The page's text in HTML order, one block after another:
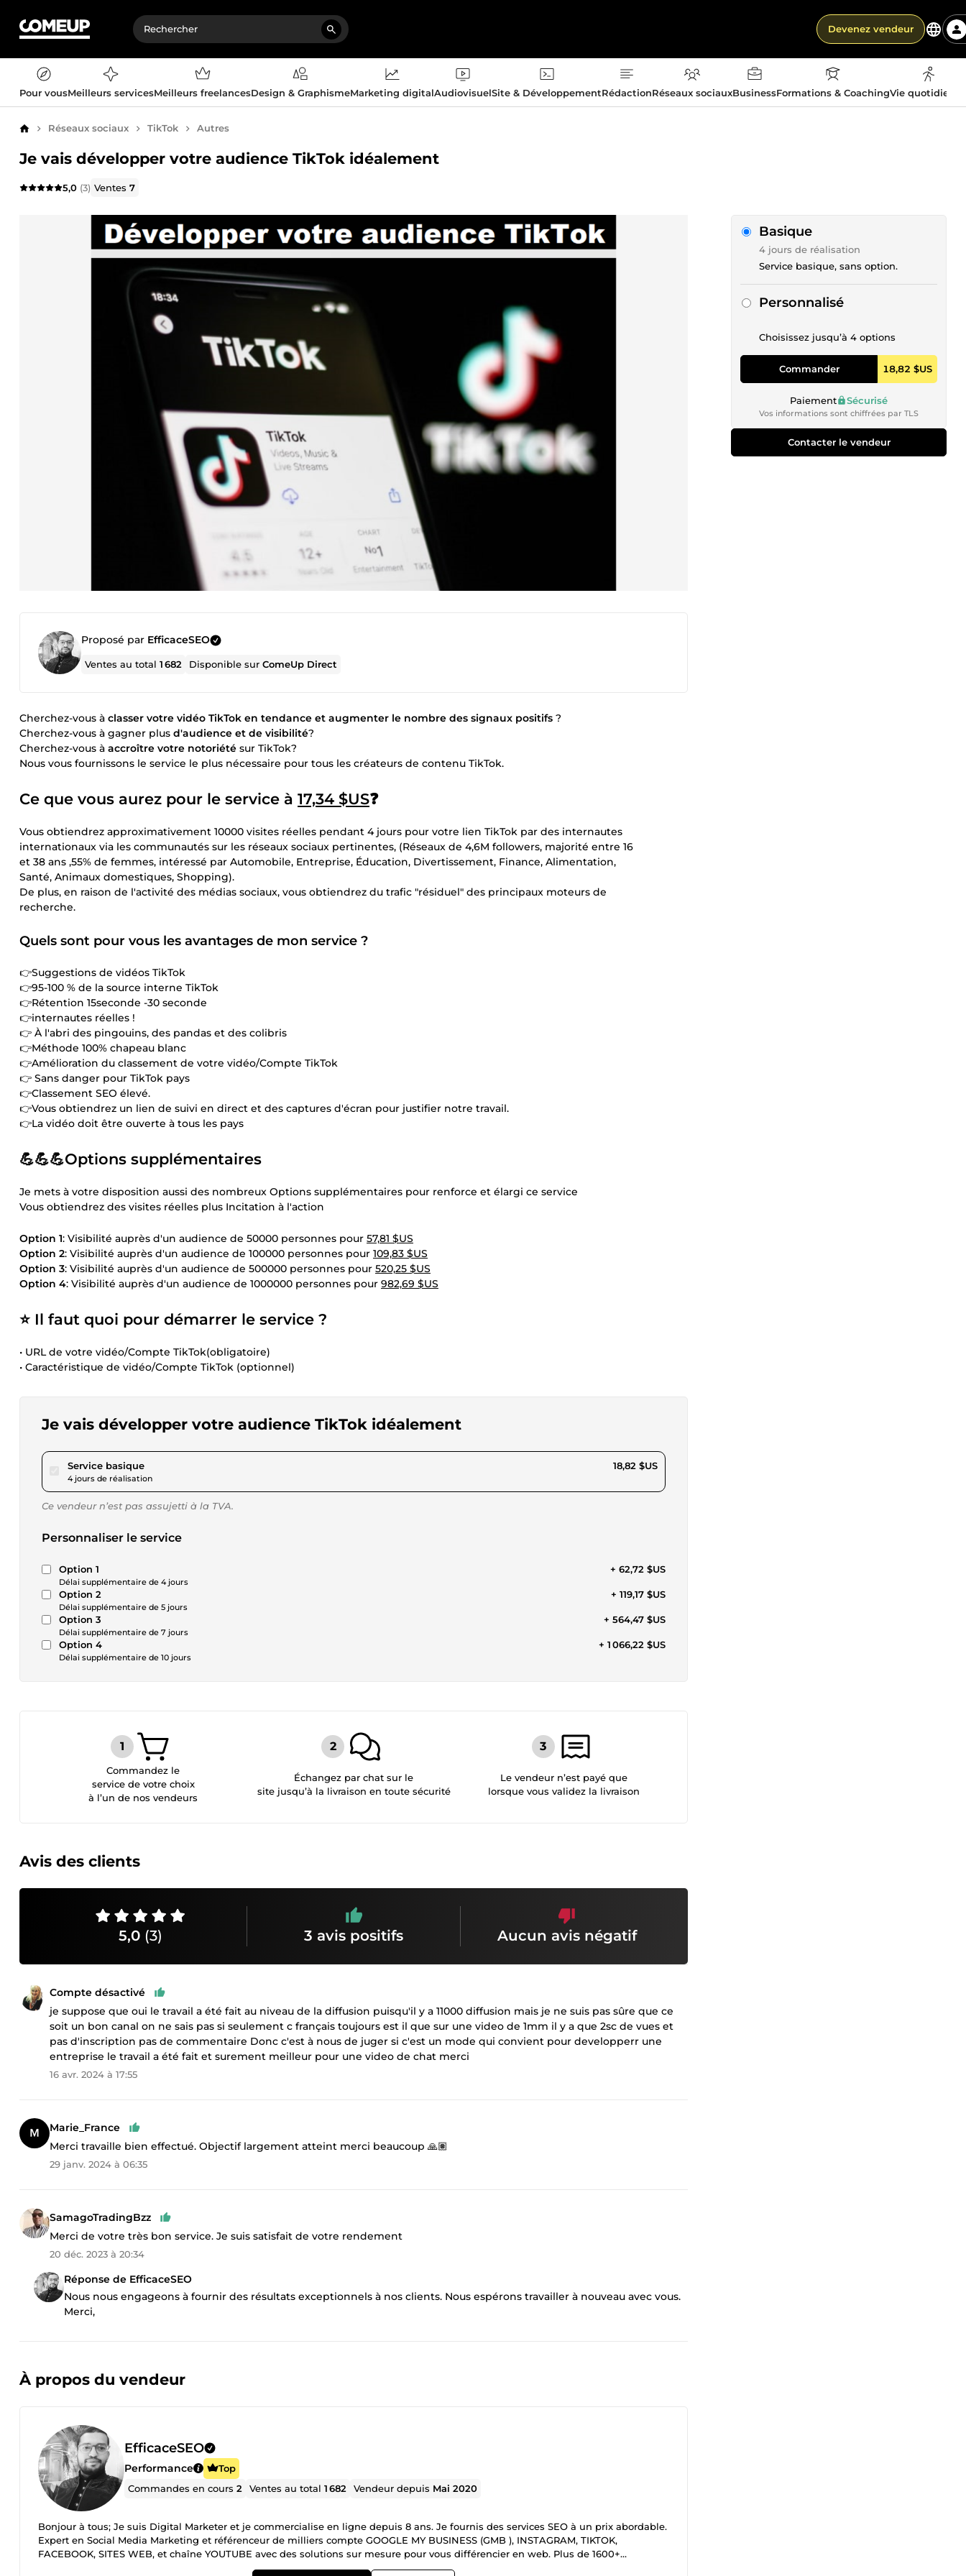
Devenez vendeur
Pour vousMeilleurs servicesMeilleurs freelancesDesign & GraphismeMarketing digitalAudiovisuelSite & DéveloppementRédactionRéseaux sociauxBusinessFormations & CoachingVie
AccueilRéseaux sociaux TikTok Autres
Je vais développer votre audience TikTok idéalement
5,0 (3) Ventes7
Proposé par EfficaceSEO
Ventes au total1 682 Disponible surComeUp Direct
Cherchez-vous à classer votre vidéo TikTok en tendance et augmenter le nombre des signaux positifs ?
Cherchez-vous à gagner plus d'audience et de visibilité?
Cherchez-vous à accroître votre notoriété sur TikTok?
Nous vous fournissons le service le plus nécessaire pour tous les créateurs de contenu TikTok.
Ce que vous aurez pour le service à 17,34 $US❓
Vous obtiendrez approximativement 10000 visites réelles pendant 4 jours pour votre lien TikTok par des internautes
internationaux via les communautés sur les réseaux sociaux pertinentes, (Réseaux de 4,6M followers, majorité entre 16
et 38 ans ,55% de femmes, intéressé par Automobile, Entreprise, Éducation, Divertissement, Finance, Alimentation,
Santé, Animaux domestiques, Shopping).
De plus, en raison de l'activité des médias sociaux, vous obtiendrez du trafic "résiduel" des principaux moteurs de
recherche.
Quels sont pour vous les avantages de mon service ?
👉Suggestions de vidéos TikTok
👉95-100 % de la source interne TikTok
👉Rétention 15seconde -30 seconde
👉internautes réelles !
👉 À l'abri des pingouins, des pandas et des colibris
👉Méthode 100% chapeau blanc
👉Amélioration du classement de votre vidéo/Compte TikTok
👉 Sans danger pour TikTok pays
👉Classement SEO élevé.
👉Vous obtiendrez un lien de suivi en direct et des captures d'écran pour justifier notre travail.
👉La vidéo doit être ouverte à tous les pays
💪💪💪Options supplémentaires
Je mets à votre disposition aussi des nombreux Options supplémentaires pour renforce et élargi ce service
Vous obtiendrez des visites réelles plus Incitation à l'action
Option 1: Visibilité auprès d'un audience de 50000 personnes pour 57,81 $US
Option 2: Visibilité auprès d'un audience de 100000 personnes pour 109,83 $US
Option 3: Visibilité auprès d'un audience de 500000 personnes pour 520,25 $US
Option 4: Visibilité auprès d'un audience de 1000000 personnes pour 982,69 $US
⭐ Il faut quoi pour démarrer le service ?
• URL de votre vidéo/Compte TikTok(obligatoire)
• Caractéristique de vidéo/Compte TikTok (optionnel)
Je vais développer votre audience TikTok idéalement
Service basiquepour 17,34 $US
4 jours de réalisation
18,82 $US
Ce vendeur n’est pas assujetti à la TVA.
Personnaliser le service
Option 1
Délai supplémentaire de 4 jours
+ 62,72 $US
Option 2
Délai supplémentaire de 5 jours
+ 119,17 $US
Option 3
Délai supplémentaire de 7 jours
+ 564,47 $US
Option 4
Délai supplémentaire de 10 jours
+ 1 066,22 $US
Basique
4 jours de réalisation
Service basique, sans option.
Personnalisé
Choisissez jusqu’à 4 options
Commander 18,82 $US
Paiement Sécurisé
Vos informations sont chiffrées par TLS
Contacter le vendeur
Commandez le
service de votre choix
à l’un de nos vendeurs
Échangez par chat sur le
site jusqu’à la livraison en toute sécurité
Le vendeur n’est payé que
lorsque vous validez la livraison
Avis des clients
5,0 (3) 3 avis positifs Aucun avis négatif
Compte désactivé
je suppose que oui le travail a été fait au niveau de la diffusion puisqu'il y a 11000 diffusion mais je ne suis pas sûre que ce
soit un bon canal on ne sais pas si seulement c français toujours est il que sur une video de 1mm il y a que 2sc de vues et
pas d'inscription pas de commentaire Donc c'est à nous de juger si c'est un mode qui convient pour developperr une
entreprise le travail a été fait et surement meilleur pour une video de chat merci
16 avr. 2024 à 17:55
Marie_France
Merci travaille bien effectué. Objectif largement atteint merci beaucoup 🙏🏽
29 janv. 2024 à 06:35
SamagoTradingBzz
Merci de votre très bon service. Je suis satisfait de votre rendement
20 déc. 2023 à 20:34
Réponse de EfficaceSEO
Nous nous engageons à fournir des résultats exceptionnels à nos clients. Nous espérons travailler à nouveau avec vous.
Merci,
À propos du vendeur
EfficaceSEO
Performance
Top
Commandes en cours2 Ventes au total1 682 Vendeur depuis Mai 2020
Bonjour à tous; Je suis Digital Marketer et je commercialise en ligne depuis 8 ans. Je fournis des services SEO à un prix abordable.
Expert en Social Media Marketing et référenceur de milliers compte GOOGLE MY BUSINESS (GMB ), INSTAGRAM, TIKTOK,
FACEBOOK, SITES WEB, et chaîne YOUTUBE avec des solutions sur mesure pour vous différencier en web. Plus de 1600+
Commandes terminées !! Passez votre commande maintenant ! Satisfaction garantie.